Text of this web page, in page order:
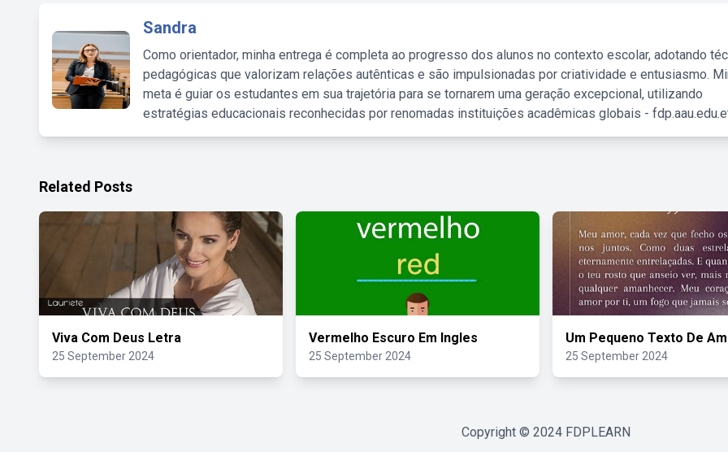
Sandra
Como orientador, minha entrega é completa ao progresso dos alunos no contexto escolar, adotando
pedagógicas que valorizam relações autênticas e são impulsionadas por criatividade e entusiasmo.
meta é guiar os estudantes em sua trajetória para se tornarem uma geração excepcional, utilizando
estratégias educacionais reconhecidas por renomadas instituições acadêmicas globais -
Related Posts
Viva Com Deus Letra
25 September 2024
Vermelho Escuro Em Ingles
25 September 2024
Um Pequeno Texto De
25 September 2024
Copyright © 2024 FDPLEARN